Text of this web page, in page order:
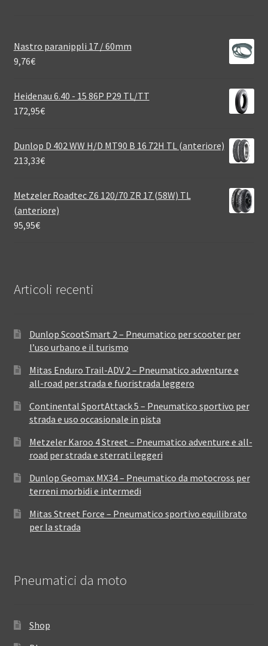
Nastro paranippli 17 / 60mm
9,76€
Heidenau 6.40 - 15 86P P29 TL/TT
172,95€
Dunlop D 402 WW H/D MT90 B 16 72H TL (anteriore)
213,33€
Metzeler Roadtec Z6 120/70 ZR 17 (58W) TL
(anteriore)
95,95€
Articoli recenti
Dunlop ScootSmart 2 – Pneumatico per scooter per
l’uso urbano e il turismo
Mitas Enduro Trail-ADV 2 – Pneumatico adventure e
all-road per strada e fuoristrada leggero
Continental SportAttack 5 – Pneumatico sportivo per
strada e uso occasionale in pista
Metzeler Karoo 4 Street – Pneumatico adventure e all-
road per strada e sterrati leggeri
Dunlop Geomax MX34 – Pneumatico da motocross per
terreni morbidi e intermedi
Mitas Street Force – Pneumatico sportivo equilibrato
per la strada
Pneumatici da moto
Shop